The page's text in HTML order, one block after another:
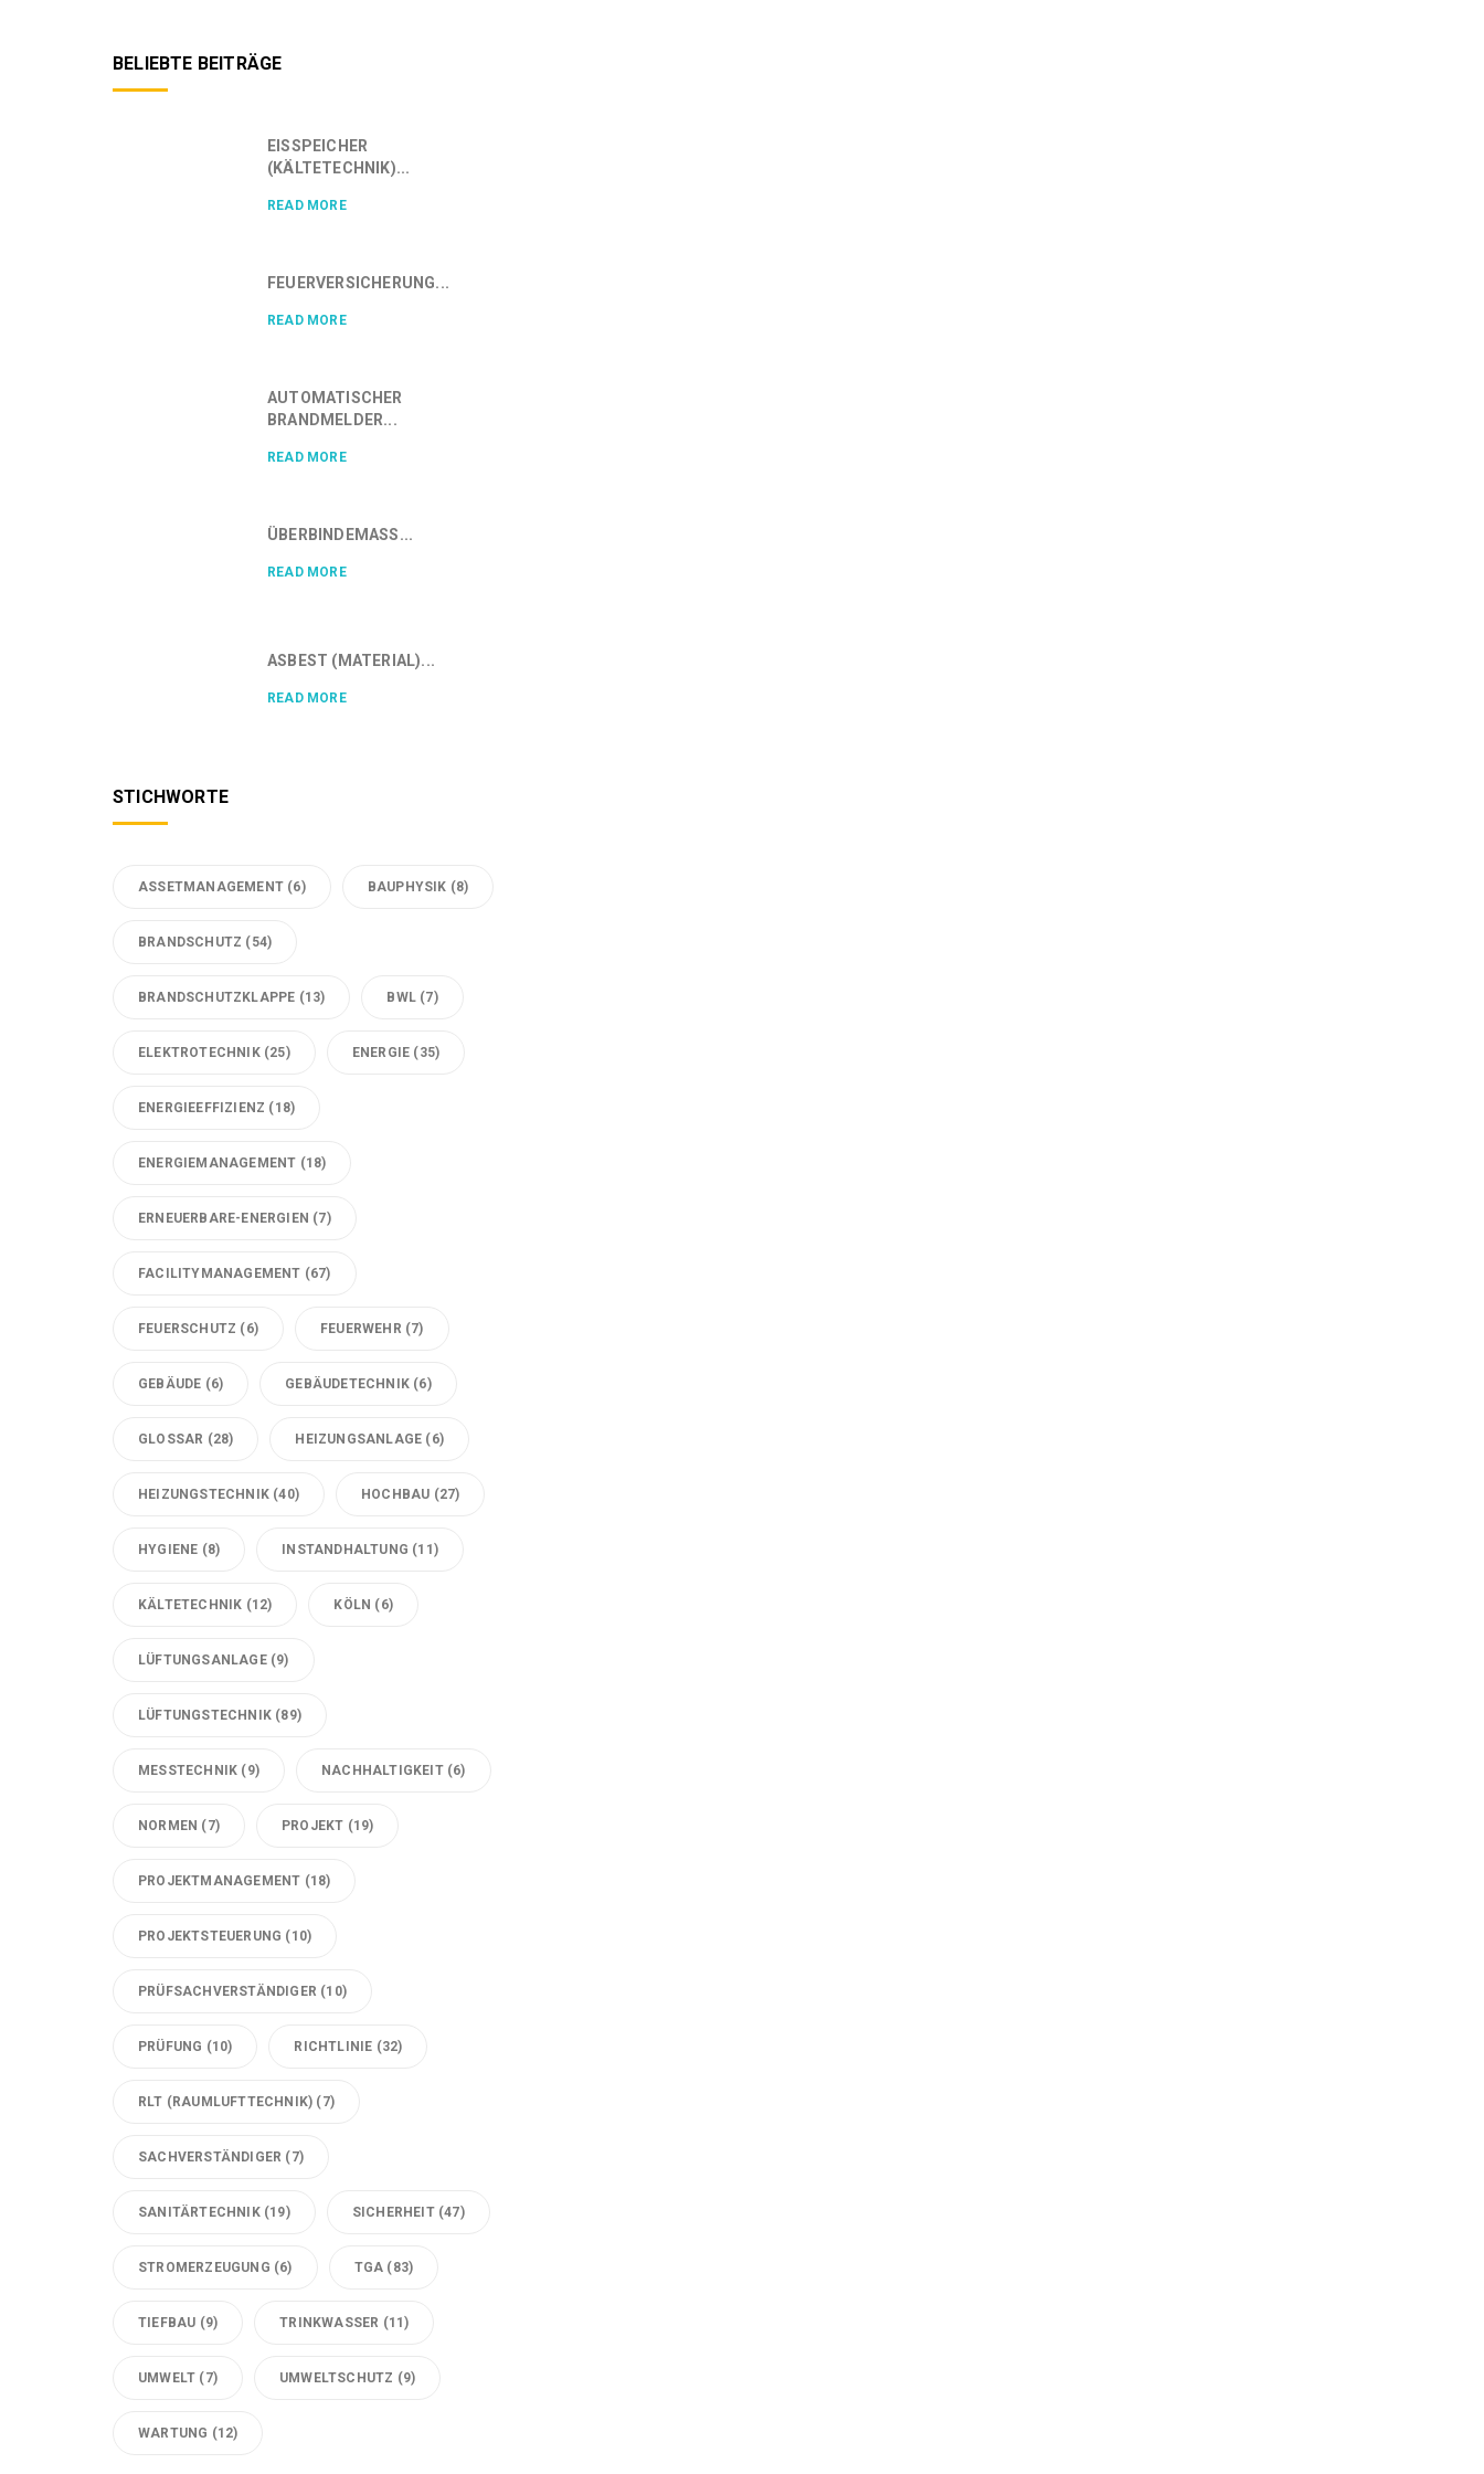
BELIEBTE BEITRÄGE
EISSPEICHER
(KÄLTETECHNIK)...
READ MORE
FEUERVERSICHERUNG...
READ MORE
AUTOMATISCHER
BRANDMELDER...
READ MORE
ÜBERBINDEMASS...
READ MORE
ASBEST (MATERIAL)...
READ MORE
STICHWORTE
ASSETMANAGEMENT (6) BAUPHYSIK (8)
BRANDSCHUTZ (54)
BRANDSCHUTZKLAPPE (13) BWL (7)
ELEKTROTECHNIK(25) ENERGIE (35)
ENERGIEEFFIZIENZ (18)
ENERGIEMANAGEMENT (18)
ERNEUERBARE-ENERGIEN (7)
FACILITYMANAGEMENT (67)
FEUERSCHUTZ (6) FEUERWEHR (7)
GEBÄUDE (6) GEBÄUDETECHNIK (6)
GLOSSAR (28) HEIZUNGSANLAGE (6)
HEIZUNGSTECHNIK (40) HOCHBAU (27)
HYGIENE (8) INSTANDHALTUNG (11)
KÄLTETECHNIK (12) KÖLN (6)
LÜFTUNGSANLAGE(9)
LÜFTUNGSTECHNIK (89)
MESSTECHNIK (9) NACHHALTIGKEIT(6)
NORMEN (7) PROJEKT (19)
PROJEKTMANAGEMENT (18)
PROJEKTSTEUERUNG (10)
PRÜFSACHVERSTÄNDIGER (10)
PRÜFUNG (10) RICHTLINIE (32)
RLT (RAUMLUFTTECHNIK) (7)
SACHVERSTÄNDIGER (7)
SANITÄRTECHNIK(19) SICHERHEIT(47)
STROMERZEUGUNG (6) TGA (83)
TIEFBAU (9) TRINKWASSER (11)
UMWELT (7) UMWELTSCHUTZ (9)
WARTUNG (12)